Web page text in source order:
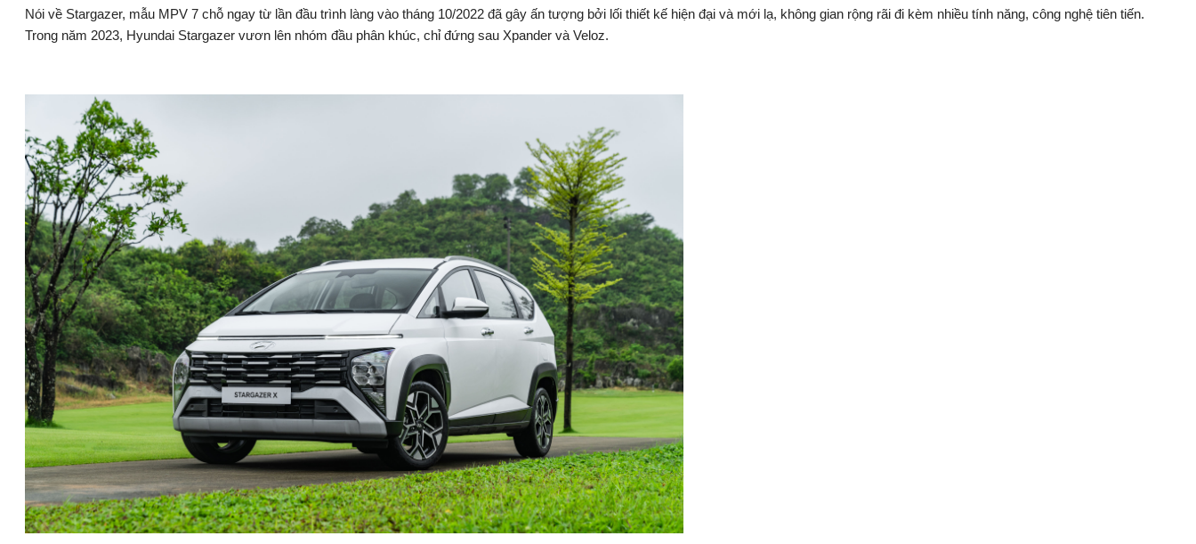
Nói về Stargazer, mẫu MPV 7 chỗ ngay từ lần đầu trình làng vào tháng 10/2022 đã gây ấn tượng bởi lối thiết kế hiện đại và mới lạ, không gian rộng rãi đi kèm nhiều tính năng, công nghệ tiên tiến.
Trong năm 2023, Hyundai Stargazer vươn lên nhóm đầu phân khúc, chỉ đứng sau Xpander và Veloz.